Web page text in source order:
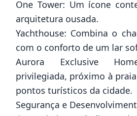
One Tower: Um ícone
arquitetura ousada.
Yachthouse: Combina o
com o conforto de um lar
Aurora Exclusive
privilegiada, próximo à
pontos turísticos da cidade.
Segurança e